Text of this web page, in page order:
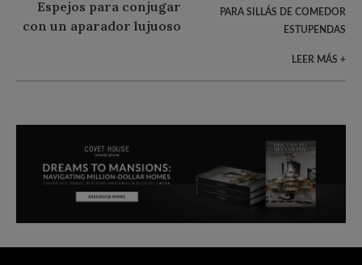
PARA SILLÁS DE COMEDOR
ESTUPENDAS
LEER MÁS +